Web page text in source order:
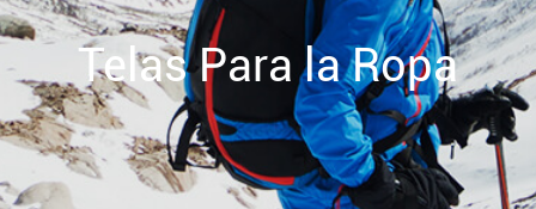
Telas Para la Ropa